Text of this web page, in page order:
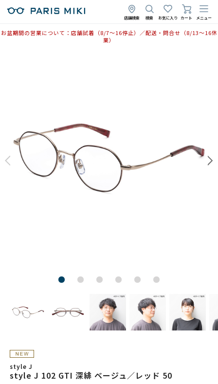
店舗検索 検索 お気に入り カート メニュー
お盆期間の営業について：店舗試着（8/7〜16停止）／配送・問合せ（8/13〜16休
業）
style J
style J 102 GTI 深緋 ベージュ／レッド 50